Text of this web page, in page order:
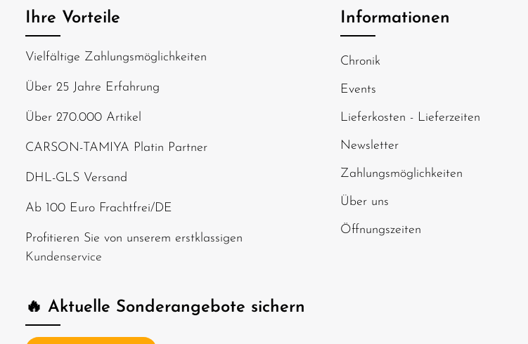
🔥 Aktuelle Sonderangebote sichern
Ihre Vorteile
Vielfältige Zahlungsmöglichkeiten
Über 25 Jahre Erfahrung
Über 270.000 Artikel
CARSON-TAMIYA Platin Partner
DHL-GLS Versand
Ab 100 Euro Frachtfrei/DE
Profitieren Sie von unserem erstklassigen
Kundenservice
Informationen
Chronik
Events
Lieferkosten - Lieferzeiten
Newsletter
Zahlungsmöglichkeiten
Über uns
Öffnungszeiten